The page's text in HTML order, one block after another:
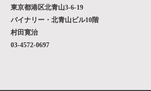
東京都港区北青山3-6-19
バイナリー・北青山ビル10階
村田寛治
03-4572-0697